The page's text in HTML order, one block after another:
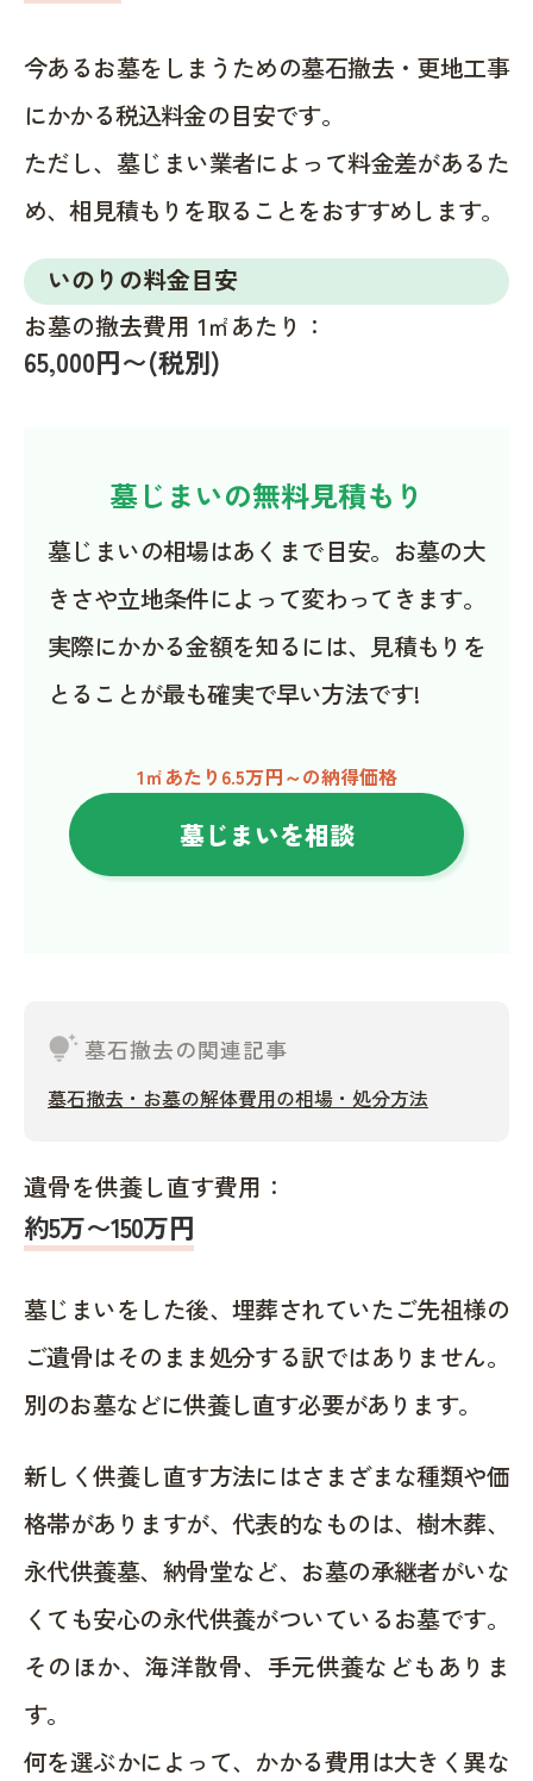
今あるお墓をしまうための墓石撤去・更地工事
にかかる税込料金の目安です。
ただし、墓じまい業者によって料金差があるた
め、相見積もりを取ることをおすすめします。
いのりの料金目安
お墓の撤去費用 1㎡あたり：
65,000円〜(税別)
墓じまいの無料見積もり
墓じまいの相場はあくまで目安。お墓の大
きさや立地条件によって変わってきます。
実際にかかる金額を知るには、見積もりを
とることが最も確実で早い方法です!
1㎡あたり6.5万円～の納得価格
墓じまいを相談
tips_and_updates墓石撤去の関連記事
墓石撤去・お墓の解体費用の相場・処分方法
遺骨を供養し直す費用：
約5万〜150万円
墓じまいをした後、埋葬されていたご先祖様の
ご遺骨はそのまま処分する訳ではありません。
別のお墓などに供養し直す必要があります。
新しく供養し直す方法にはさまざまな種類や価
格帯がありますが、代表的なものは、樹木葬、
永代供養墓、納骨堂など、お墓の承継者がいな
くても安心の永代供養がついているお墓です。
そのほか、海洋散骨、手元供養などもありま
す。
何を選ぶかによって、かかる費用は大きく異な